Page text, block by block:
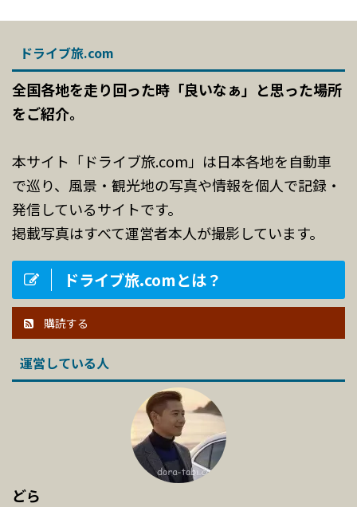
ドライブ旅.com
全国各地を走り回った時「良いなぁ」と思った場所
をご紹介。
本サイト「ドライブ旅.com」は日本各地を自動車
で巡り、風景・観光地の写真や情報を個人で記録・
発信しているサイトです。
掲載写真はすべて運営者本人が撮影しています。
ドライブ旅.comとは？
購読する
運営している人
どら